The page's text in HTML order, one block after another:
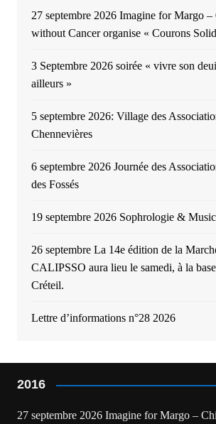
27 septembre 2026 Imagine for Margo –
without Cancer organise « Courons
3 Septembre 2026 soirée « vivre son
ailleurs »
5 septembre 2026: Village des
Chennevières
6 septembre 2026 Journée des
des Fossés
19 septembre 2026 Sophrologie &
26 septembre La 14e édition de la
CALIPSSO aura lieu le samedi, à la
Créteil.
Lettre d’informations n°28 2026
2016
27 septembre 2026 Imagine for Margo –